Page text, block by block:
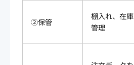
②保管
棚入れ、在庫
管理